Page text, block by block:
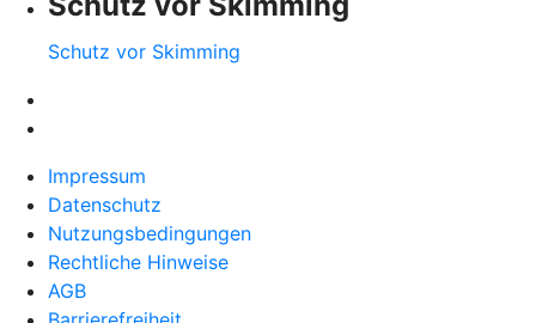
Schutz vor Skimming
Impressum
Datenschutz
Nutzungsbedingungen
Rechtliche Hinweise
AGB